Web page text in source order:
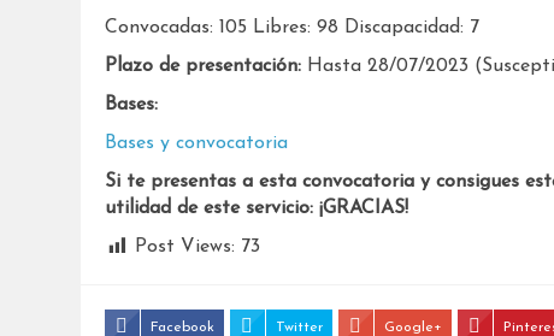
Convocadas: 105 Libres: 98 Discapacidad: 7
Plazo de presentación: Hasta 28/07/2023
Bases:
Bases y convocatoria
Si te presentas a esta convocatoria y consigues
utilidad de este servicio: ¡GRACIAS!
Post Views: 73
Facebook Twitter Google+